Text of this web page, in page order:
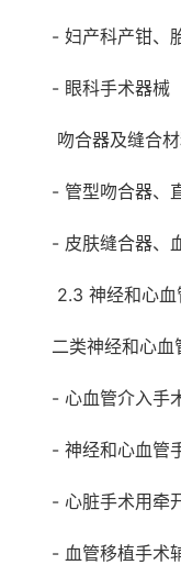
- 妇产科产钳、
- 眼科手术器械（
吻合器及缝合材
- 管型吻合器、
- 皮肤缝合器、
2.3 神经和心血管
二类神经和心血管
- 心血管介入手术
- 神经和心血管
- 心脏手术用牵
- 血管移植手术